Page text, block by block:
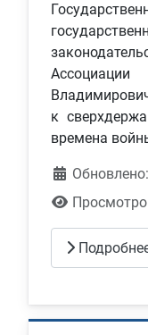
к
времена